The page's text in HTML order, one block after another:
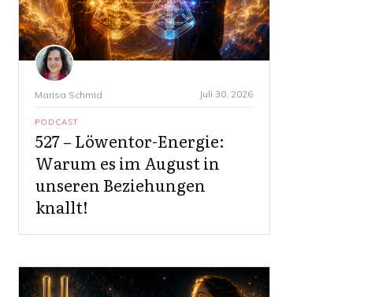
Marisa Schmid Juli 30, 2026
PODCAST
527 – Löwentor-Energie:
Warum es im August in
unseren Beziehungen
knallt!